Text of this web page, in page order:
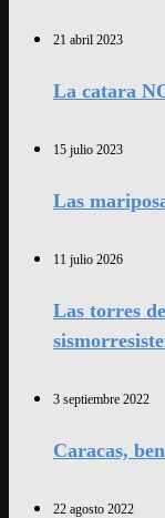
21 abril 2023
La catara
15 julio 2023
Las
11 julio 2026
Las torres
3 septiembre 2022
Caracas,
22 agosto 2022